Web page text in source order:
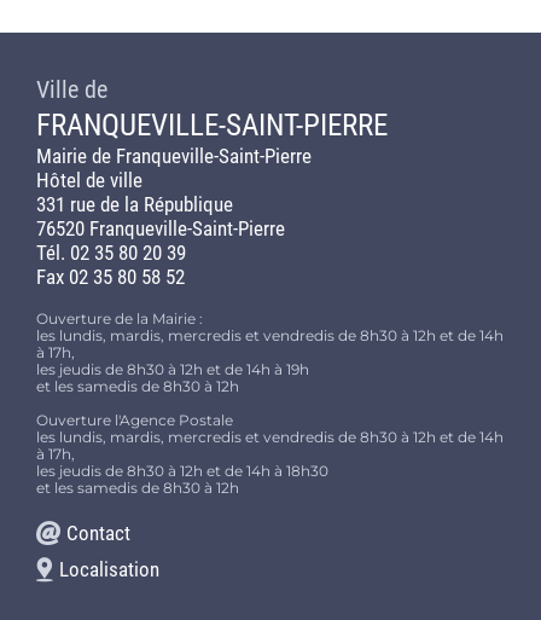
Ville de
FRANQUEVILLE-SAINT-PIERRE
Mairie de Franqueville-Saint-Pierre
Hôtel de ville
331 rue de la République
76520 Franqueville-Saint-Pierre
Tél. 02 35 80 20 39
Fax 02 35 80 58 52
Ouverture de la Mairie :
les lundis, mardis, mercredis et vendredis de 8h30 à 12h et de 14h
à 17h,
les jeudis de 8h30 à 12h et de 14h à 19h
et les samedis de 8h30 à 12h
Ouverture l'Agence Postale
les lundis, mardis, mercredis et vendredis de 8h30 à 12h et de 14h
à 17h,
les jeudis de 8h30 à 12h et de 14h à 18h30
et les samedis de 8h30 à 12h
Contact
Localisation